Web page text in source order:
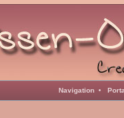
Navigation •